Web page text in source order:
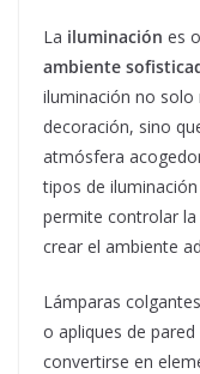
La iluminación es
ambiente
iluminación no solo
decoración, sino
atmósfera
tipos de
permite controlar la
crear el ambiente
Lámparas
o apliques de
convertirse en